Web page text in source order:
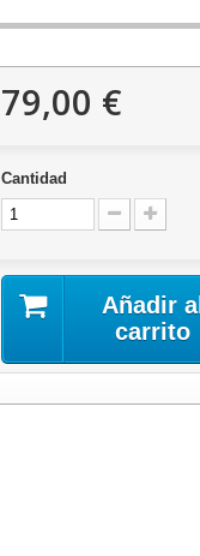
79,00 €
Cantidad
Añadir al
carrito